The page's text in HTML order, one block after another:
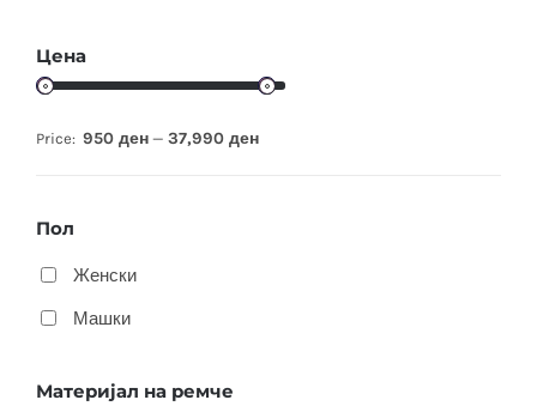
Цена
Price: 950 ден — 37,990 ден
Пол
Женски
Машки
Материјал на ремче